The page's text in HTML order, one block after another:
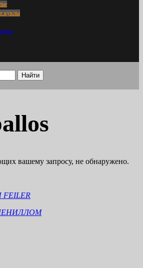
куклы
вашему запросу, не обнаружено.